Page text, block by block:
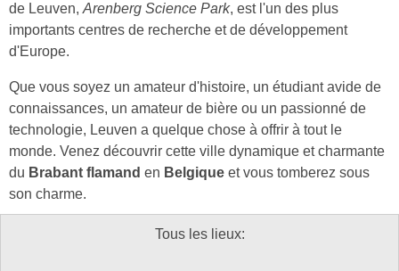
de Leuven, Arenberg Science Park, est l'un des plus
importants centres de recherche et de développement
d'Europe.
Que vous soyez un amateur d'histoire, un étudiant avide de
connaissances, un amateur de bière ou un passionné de
technologie, Leuven a quelque chose à offrir à tout le
monde. Venez découvrir cette ville dynamique et charmante
du Brabant flamand en Belgique et vous tomberez sous
son charme.
Tous les lieux: